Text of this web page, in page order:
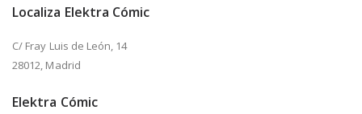
Localiza Elektra Cómic
C/ Fray Luis de León, 14
28012, Madrid
Elektra Cómic